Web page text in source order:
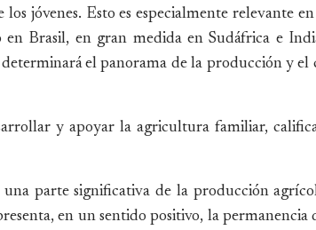
los jóvenes. Esto es especialmente relevante
Brasil, en gran medida en Sudáfrica e
el panorama de la producción y
y apoyar la agricultura familiar,
parte significativa de la producción
en un sentido positivo, la permanencia